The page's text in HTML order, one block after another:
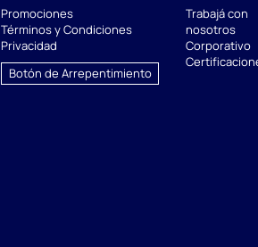
Promociones
Términos y Condiciones
Privacidad
Botón de Arrepentimiento
Trabajá con
nosotros
Corporativo